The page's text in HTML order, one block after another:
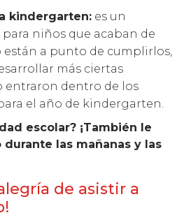
kindergarten: es un
niños que acaban de
están a punto de cumplirlos,
más ciertas
entraron dentro de los
el año de kindergarten.
escolar? ¡También le
durante las mañanas y las
de asistir a